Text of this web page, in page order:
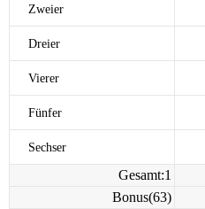
Zweier
Dreier
Vierer
Fünfer
Sechser
Gesamt:1
Bonus(63)